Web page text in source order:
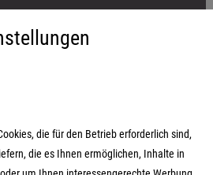
die für den Betrieb erforderlich sind,
die es Ihnen ermöglichen, Inhalte in